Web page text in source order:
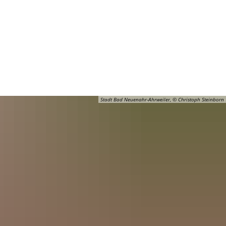
Stadt Bad Neuenahr-Ahrweiler, © Christoph Steinborn